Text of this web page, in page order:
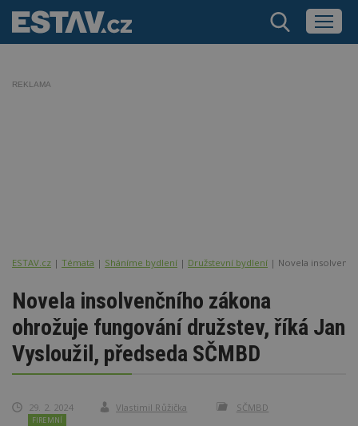
REKLAMA
ESTAV.cz Témata Sháníme bydlení Družstevní bydlení Novela
Novela insolvenčního zákona
ohrožuje fungování družstev, říká Jan
Vysloužil, předseda SČMBD
29. 2. 2024 Vlastimil Růžička SČMBD
FIREMNÍ